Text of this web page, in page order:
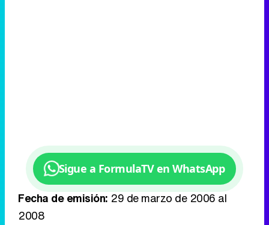
Sigue a FormulaTV en WhatsApp
Fecha de emisión: 29 de marzo de 2006 al
2008